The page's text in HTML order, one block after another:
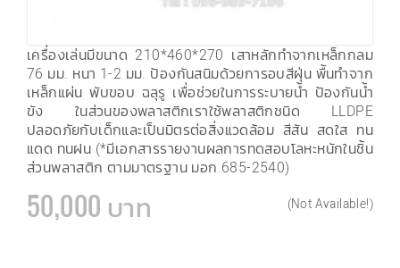
เครื่องเล่นมีขนาด 210*460*270 เสาหลักทำจากเหล็กกลม
76 มม. หนา 1-2 มม. ป้องกันสนิมด้วยการอบสีฝุ่น พื้นทำจาก
เหล็กแผ่น พับขอบ ฉลุรู เพื่อช่วยในการระบายน้ำ ป้องกันน้ำ
ขัง ในส่วนของพลาสติกเราใช้พลาสติกชนิด LLDPE
ปลอดภัยกับเด็กและเป็นมิตรต่อสิ่งแวดล้อม สีสัน สดใส ทน
แดด ทนฝน (*มีเอกสารรายงานผลการทดสอบโลหะหนักในชิ้น
ส่วนพลาสติก ตามมาตรฐาน มอก.685-2540)
50,000 บาท (Not Available!)